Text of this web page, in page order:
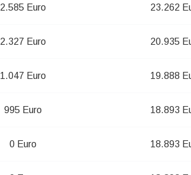
2.585 Euro 23.262
2.327 Euro 20.935
1.047 Euro 19.888
995 Euro 18.893
0 Euro 18.893